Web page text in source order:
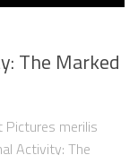
The Marked
Pictures merilis
Activity: The